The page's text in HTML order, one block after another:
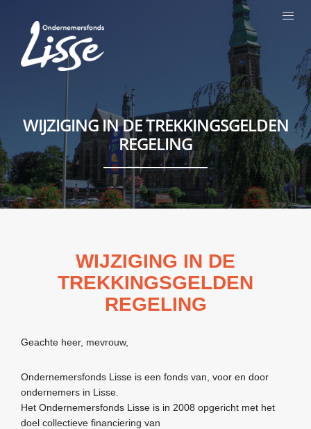
WIJZIGING IN DE TREKKINGSGELDEN
REGELING
WIJZIGING IN DE
TREKKINGSGELDEN
REGELING
Geachte heer, mevrouw,
Ondernemersfonds Lisse is een fonds van, voor en door
ondernemers in Lisse.
Het Ondernemersfonds Lisse is in 2008 opgericht met het
doel collectieve financiering van